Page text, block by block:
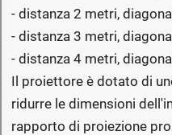
- distanza 2 metri,
- distanza 3 metri,
- distanza 4 metri,
Il proiettore è dotato di
ridurre le dimensioni
rapporto di proiezione